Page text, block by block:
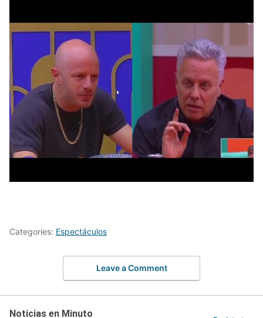
Categories: Espectáculos
Leave a Comment
Noticias en Minuto